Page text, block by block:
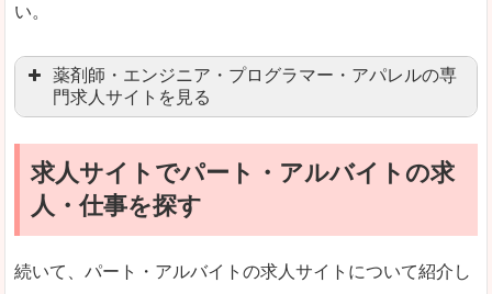
検索人気キーワードの上位が「40代」「50代」
使いやすさ
文字が大きくて見やすいです。
い。
薬剤師・エンジニア・プログラマー・アパレルの専
門求人サイトを見る
マイナビ薬剤師
リクナビ薬剤師
ファルマスタッフ
薬キャリ(エムスリー)
求人サイトでパート・アルバイトの求
人・仕事を探す
続いて、パート・アルバイトの求人サイトについて紹介し